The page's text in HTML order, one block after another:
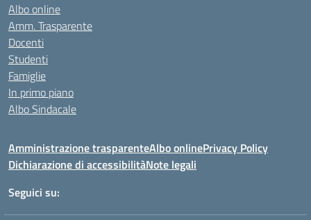
Albo online
Amm. Trasparente
Docenti
Studenti
Famiglie
In primo piano
Albo Sindacale
Amministrazione trasparenteAlbo onlinePrivacy Policy
Dichiarazione di accessibilitàNote legali
Seguici su: